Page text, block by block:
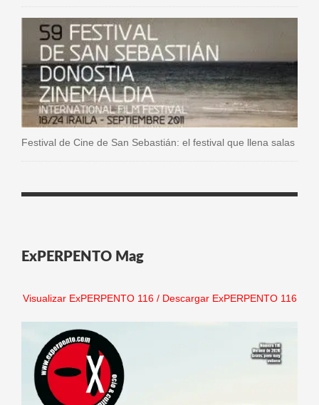
Festival de Cine de San Sebastián: el festival que llena salas
ExPERPENTO Mag
Visualizar ExPERPENTO 116/ Descargar ExPERPENTO 116